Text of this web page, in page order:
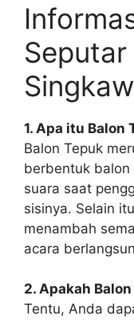
1. Apa itu Balon
Balon Tepuk
berbentuk balon
suara saat
sisinya. Selain
menambah
acara
2. Apakah
Tentu, Anda